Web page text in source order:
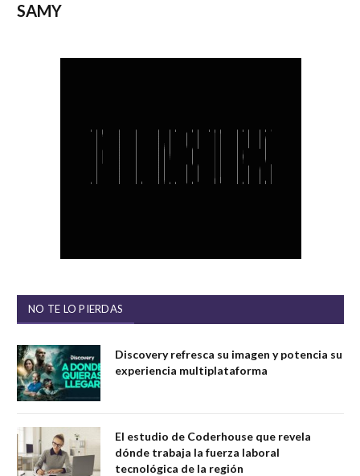
SAMY
NO TE LO PIERDAS
Discovery refresca su imagen y potencia su
experiencia multiplataforma
El estudio de Coderhouse que revela
dónde trabaja la fuerza laboral
tecnológica de la región